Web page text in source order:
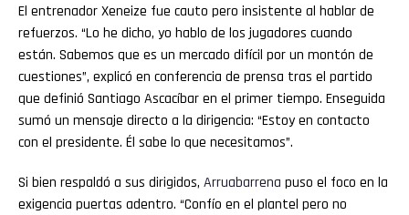
El entrenador Xeneize fue cauto pero insistente al hablar de
refuerzos. “Lo he dicho, yo hablo de los jugadores cuando
están. Sabemos que es un mercado difícil por un montón de
cuestiones”, explicó en conferencia de prensa tras el partido
que definió Santiago Ascacíbar en el primer tiempo. Enseguida
sumó un mensaje directo a la dirigencia: “Estoy en contacto
con el presidente. Él sabe lo que necesitamos”.
Si bien respaldó a sus dirigidos, Arruabarrena puso el foco en la
exigencia puertas adentro. “Confío en el plantel pero no